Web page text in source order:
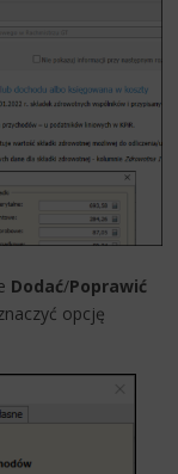
Dodać/Poprawić
opcję